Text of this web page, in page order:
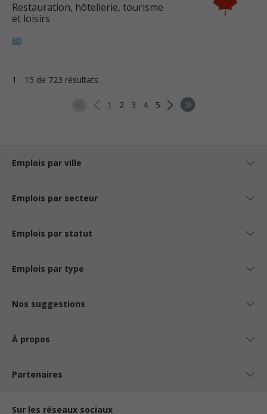
Restauration, hôtellerie, tourisme
et loisirs
1 - 15 de 723 résultats
1 2 3 4 5
Emplois par ville
Emplois par secteur
Emplois par statut
Emplois par type
Nos suggestions
À propos
Partenaires
Sur les réseaux sociaux